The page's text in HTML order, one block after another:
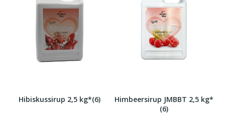
Hibiskussirup 2,5 kg*(6)
Himbeersirup JMBBT 2,5 kg*
(6)